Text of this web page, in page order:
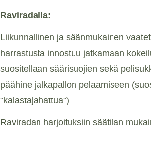
Raviradalla:
Liikunnallinen ja säänmukainen
harrastusta innostuu jatkamaan
suositellaan säärisuojien sekä
päähine jalkapallon pelaamiseen
"kalastajahattua")
Raviradan harjoituksiin säätilan